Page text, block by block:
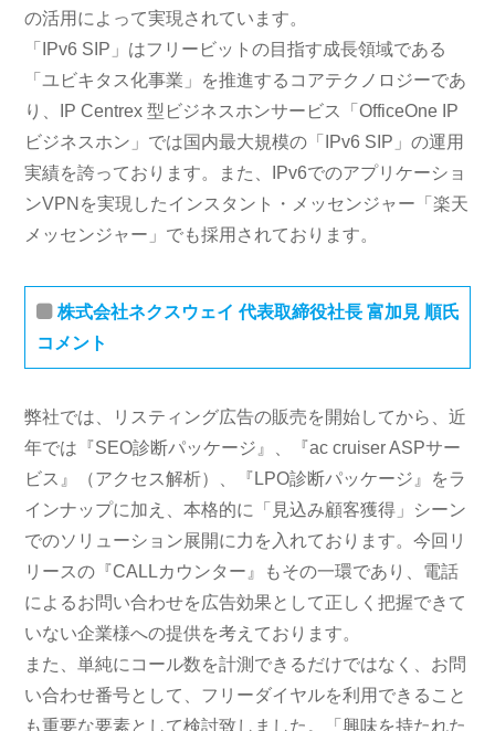
の活用によって実現されています。
「IPv6 SIP」はフリービットの目指す成長領域である
「ユビキタス化事業」を推進するコアテクノロジーであ
り、IP Centrex 型ビジネスホンサービス「OfficeOne IP
ビジネスホン」では国内最大規模の「IPv6 SIP」の運用
実績を誇っております。また、IPv6でのアプリケーショ
ンVPNを実現したインスタント・メッセンジャー「楽天
メッセンジャー」でも採用されております。
株式会社ネクスウェイ 代表取締役社長 富加見 順氏
コメント
弊社では、リスティング広告の販売を開始してから、近
年では『SEO診断パッケージ』、『ac cruiser ASPサー
ビス』（アクセス解析）、『LPO診断パッケージ』をラ
インナップに加え、本格的に「見込み顧客獲得」シーン
でのソリューション展開に力を入れております。今回リ
リースの『CALLカウンター』もその一環であり、電話
によるお問い合わせを広告効果として正しく把握できて
いない企業様への提供を考えております。
また、単純にコール数を計測できるだけではなく、お問
い合わせ番号として、フリーダイヤルを利用できること
も重要な要素として検討致しました。「興味を持たれた